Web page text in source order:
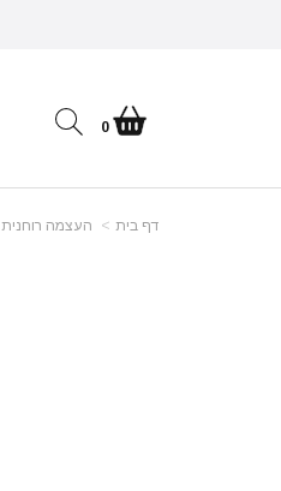
0
דף בית העצמה רוחנית